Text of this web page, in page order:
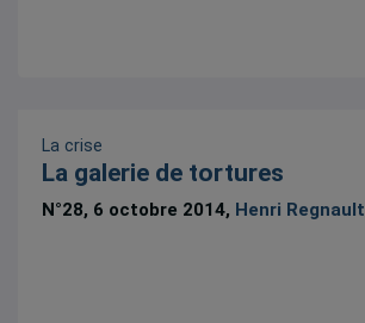
La crise
La galerie de tortures
N°28, 6 octobre 2014, Henri Regnault